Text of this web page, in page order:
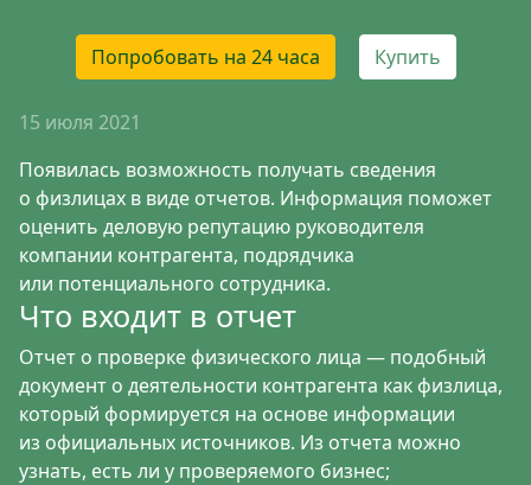
Попробовать на 24 часа Купить
15 июля 2021
Появилась возможность получать сведения
о физлицах в виде отчетов. Информация поможет
оценить деловую репутацию руководителя
компании контрагента, подрядчика
или потенциального сотрудника.
Что входит в отчет
Отчет о проверке физического лица — подобный
документ о деятельности контрагента как физлица,
который формируется на основе информации
из официальных источников. Из отчета можно
узнать, есть ли у проверяемого бизнес;